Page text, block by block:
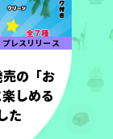
プレスリリース
の「お
しめる
た